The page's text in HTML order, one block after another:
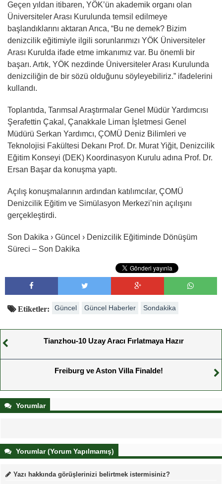
Geçen yıldan itibaren, YÖK’ün akademik organı olan
Üniversiteler Arası Kurulunda temsil edilmeye
başlandıklarını aktaran Arıca, “Bu ne demek? Bizim
denizcilik eğitimiyle ilgili sorunlarımızı YÖK Üniversiteler
Arası Kurulda ifade etme imkanımız var. Bu önemli bir
başarı. Artık, YÖK nezdinde Üniversiteler Arası Kurulunda
denizciliğin de bir sözü olduğunu söyleyebiliriz.” ifadelerini
kullandı.
Toplantıda, Tarımsal Araştırmalar Genel Müdür Yardımcısı
Şerafettin Çakal, Çanakkale Liman İşletmesi Genel
Müdürü Serkan Yardımcı, ÇOMÜ Deniz Bilimleri ve
Teknolojisi Fakültesi Dekanı Prof. Dr. Murat Yiğit, Denizcilik
Eğitim Konseyi (DEK) Koordinasyon Kurulu adına Prof. Dr.
Ersan Başar da konuşma yaptı.
Açılış konuşmalarının ardından katılımcılar, ÇOMÜ
Denizcilik Eğitim ve Simülasyon Merkezi’nin açılışını
gerçekleştirdi.
Son Dakika › Güncel › Denizcilik Eğitiminde Dönüşüm
Süreci – Son Dakika
Etiketler: Güncel Güncel Haberler Sondakika
Tianzhou-10 Uzay Aracı Fırlatmaya Hazır
Freiburg ve Aston Villa Finalde!
Yorumlar
Yorumlar (Yorum Yapılmamış)
Yazı hakkında görüşlerinizi belirtmek istermisiniz?